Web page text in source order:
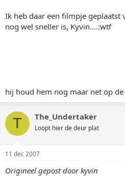
Ik heb daar een filmpje geplaatst
nog wel sneller is, Kyvin....:wtf
hij houd hem nog maar net op de
T The_Undertaker
Loopt hier de deur plat
11 dec 2007
Origineel gepost door kyvin